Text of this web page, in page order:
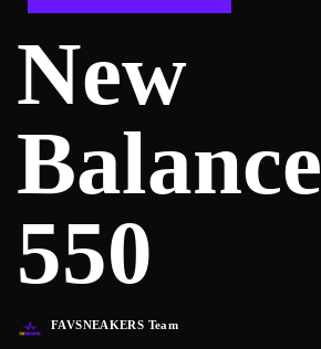
New
Balance
550
Posted
FAVSNEAKERS Team